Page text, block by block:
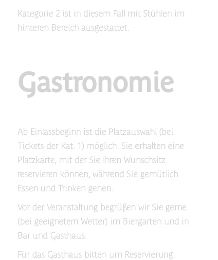
Kategorie 2 ist in diesem Fall mit Stühlen im
hinteren Bereich ausgestattet.
Gastronomie
Ab Einlassbeginn ist die Platzauswahl (bei
Tickets der Kat. 1) möglich. Sie erhalten eine
Platzkarte, mit der Sie Ihren Wunschsitz
reservieren können, während Sie gemütlich
Essen und Trinken gehen.
Vor der Veranstaltung begrüßen wir Sie gerne
(bei geeignetem Wetter) im Biergarten und in
Bar und Gasthaus.
Für das Gasthaus bitten um Reservierung: